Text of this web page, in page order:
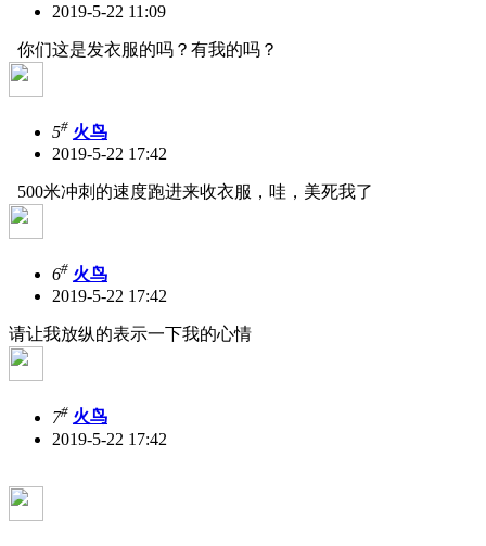
2019-5-22 11:09
你们这是发衣服的吗？有我的吗？
5# 火鸟
2019-5-22 17:42
500米冲刺的速度跑进来收衣服，哇，美死我了
6# 火鸟
2019-5-22 17:42
请让我放纵的表示一下我的心情
7# 火鸟
2019-5-22 17:42